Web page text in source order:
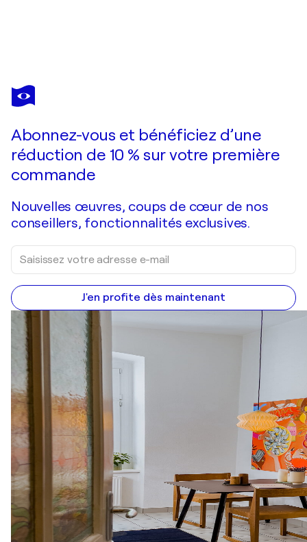
YURY RUD
Nude study Model #312
Abonnez-vous et bénéficiez d’une
réduction de 10 % sur votre première
commande
Nouvelles œuvres, coups de cœur de nos
conseillers, fonctionnalités exclusives.
J'en profite dès maintenant